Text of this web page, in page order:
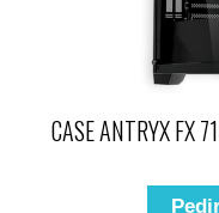
CASE ANTRYX FX